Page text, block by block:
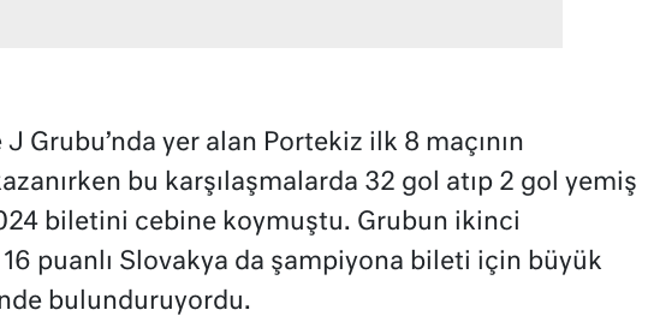
J Grubu’nda yer alan Portekiz ilk 8 maçının
bu karşılaşmalarda 32 gol atıp 2 gol yemiş
biletini cebine koymuştu. Grubun ikinci
16 puanlı Slovakya da şampiyona bileti için büyük
bulunduruyordu.